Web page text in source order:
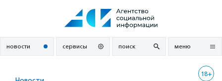
новости сервисы поиск меню
18+